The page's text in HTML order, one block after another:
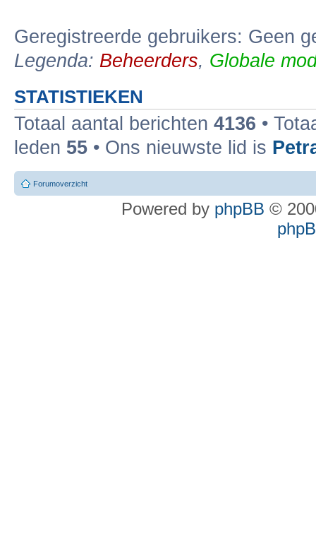
Geregistreerde gebruikers: Geen
Legenda: Beheerders, Globale
STATISTIEKEN
Totaal aantal berichten 4136 •
leden 55 • Ons nieuwste lid is
Forumoverzicht
Powered by phpBB ©